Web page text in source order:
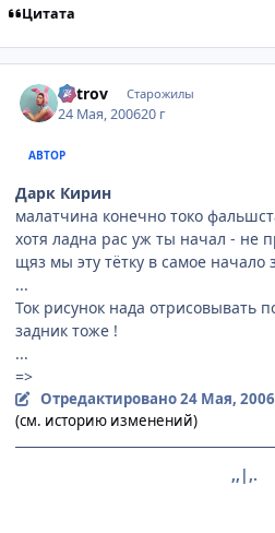
Цитата
Vetrov Старожилы
24 Мая, 200620 г
АВТОР
Дарк Кирин
малатчина конечно токо
хотя ладна рас уж ты начал - не
щяз мы эту тётку в самое начало
...
Ток рисунок нада отрисовывать
задник тоже !
...
=>
Отредактировано24 Мая, 2006
(см. историю изменений)
,,|,.